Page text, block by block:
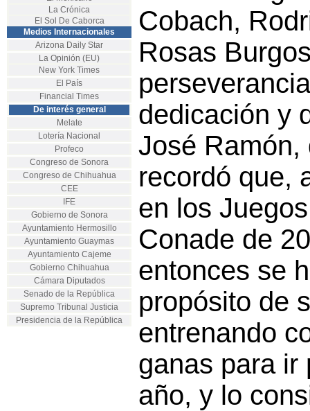
La Crónica
El Sol De Caborca
Medios Internacionales
Arizona Daily Star
La Opinión (EU)
New York Times
El País
Financial Times
De interés general
Melate
Lotería Nacional
Profeco
Congreso de Sonora
Congreso de Chihuahua
CEE
IFE
Gobierno de Sonora
Ayuntamiento Hermosillo
Ayuntamiento Guaymas
Ayuntamiento Cajeme
Gobierno Chihuahua
Cámara Diputados
Senado de la República
Supremo Tribunal Justicia
Presidencia de la República
Cobach,
Rosas
dedicación y
José Ramón,
recordó que,
en los
Conade de
entonces se
propósito de
entrenando
ganas para ir
año, y lo